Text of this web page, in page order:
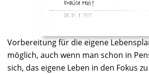
Vorbereitung für die eigene
möglich, auch wenn man schon in
sich, das eigene Leben in den Fokus